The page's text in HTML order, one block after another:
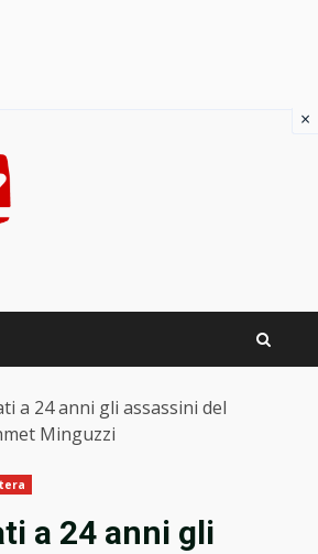
a 24 anni gli assassini del
Minguzzi
a 24 anni gli
×